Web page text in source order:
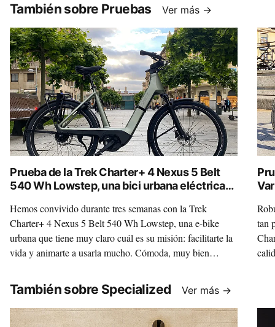
También sobre Pruebas Ver más →
Prueba de la Trek Charter+ 4 Nexus 5 Belt
540 Wh Lowstep, una bici urbana eléctrica
Hemos convivido durante tres semanas con la Trek
Charter+ 4 Nexus 5 Belt 540 Wh Lowstep, una e-bike
urbana que tiene muy claro cuál es su misión: facilitarte la
vida y animarte a usarla mucho. Cómoda, muy bien
interno y correa que tiene todo el sentido del mundo para
el día a día, esta Charter+ quiere ser una compañera fiable,
limpia y práctica. Y, lo mejor, es que casi siempre lo
tan
no
También sobre Specialized Ver más →